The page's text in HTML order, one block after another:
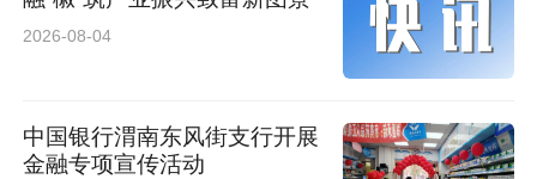
2026-08-04
中国银行渭南东风街支行开展
金融专项宣传活动